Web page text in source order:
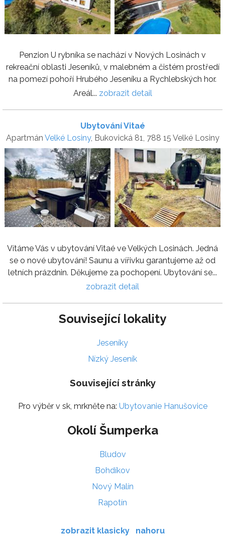
Penzion U rybníka se nachází v Nových Losinách v
rekreační oblasti Jeseníků, v malebném a čistém prostředí
na pomezí pohoří Hrubého Jeseníku a Rychlebských hor.
Areál... zobrazit detail
Ubytování Vitaé
Apartmán Velké Losiny, Bukovická 81, 788 15 Velké Losiny
Vítáme Vás v ubytování Vitaé ve Velkých Losinách. Jedná
se o nové ubytování! Saunu a vířivku garantujeme až od
letních prázdnin. Děkujeme za pochopení. Ubytování se...
zobrazit detail
Související lokality
Jeseníky
Nízký Jeseník
Související stránky
Pro výběr v sk, mrkněte na: Ubytovanie Hanušovice
Okolí Šumperka
Bludov
Bohdíkov
Nový Malín
Rapotín
zobrazit klasicky nahoru